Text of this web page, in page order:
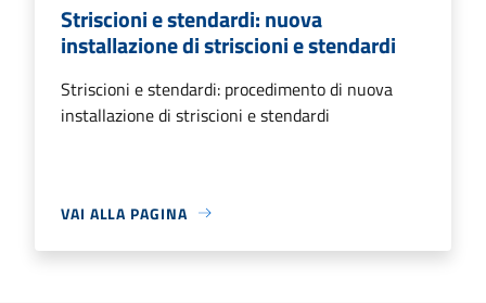
Striscioni e stendardi: nuova
installazione di striscioni e stendardi
Striscioni e stendardi: procedimento di nuova
installazione di striscioni e stendardi
VAI ALLA PAGINA